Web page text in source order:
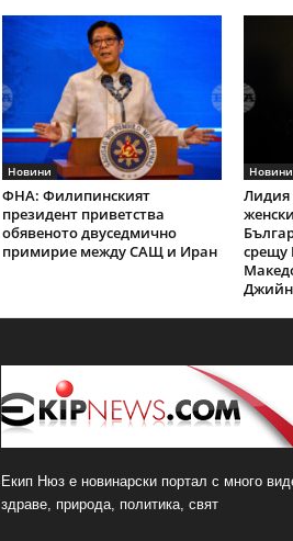
Новини
ФНА: Филипинският
президент приветства
обявеното двуседмично
примирие между САЩ и Иран
Новини
Лидия
срещу
Джийн
Екип Нюз е новинарски портал с много
здраве, природа, политика, свят